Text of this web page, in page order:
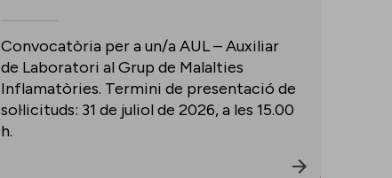
Convocatòria per a un/a AUL – Auxiliar
de Laboratori al Grup de Malalties
Inflamatòries. Termini de presentació de
sol·licituds: 31 de juliol de 2026, a les 15.00
h.